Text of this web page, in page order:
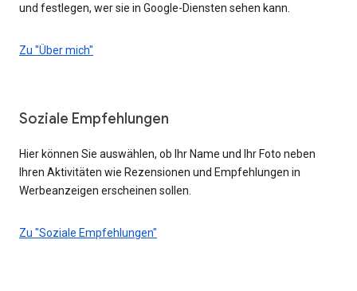
und festlegen, wer sie in Google-Diensten sehen kann.
Zu "Über mich"
Soziale Empfehlungen
Hier können Sie auswählen, ob Ihr Name und Ihr Foto neben
Ihren Aktivitäten wie Rezensionen und Empfehlungen in
Werbeanzeigen erscheinen sollen.
Zu "Soziale Empfehlungen"